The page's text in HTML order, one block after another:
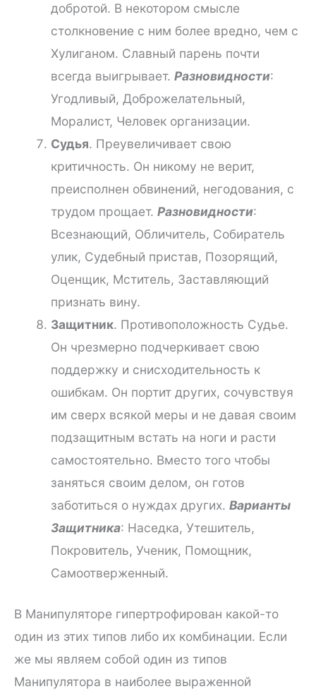
добротой. В некотором смысле
столкновение с ним более вредно, чем с
Хулиганом. Славный парень почти
всегда выигрывает. Разновидности:
Угодливый, Доброжелательный,
Моралист, Человек организации.
Судья. Преувеличивает свою
критичность. Он никому не верит,
преисполнен обвинений, негодования, с
трудом прощает. Разновидности:
Всезнающий, Обличитель, Собиратель
улик, Судебный пристав, Позорящий,
Оценщик, Мститель, Заставляющий
признать вину.
Защитник. Противоположность Судье.
Он чрезмерно подчеркивает свою
поддержку и снисходительность к
ошибкам. Он портит других, сочувствуя
им сверх всякой меры и не давая своим
подзащитным встать на ноги и расти
самостоятельно. Вместо того чтобы
заняться своим делом, он готов
заботиться о нуждах других. Варианты
Защитника: Наседка, Утешитель,
Покровитель, Ученик, Помощник,
Самоотверженный.
В Манипуляторе гипертрофирован какой-то
один из этих типов либо их комбинации. Если
же мы являем собой один из типов
Манипулятора в наиболее выраженной